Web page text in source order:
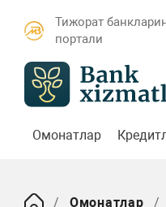
Тижорат
портали
Омонатлар
Омонатлар